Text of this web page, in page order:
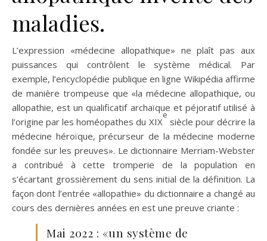
maladies.
L’expression «médecine allopathique» ne plaît pas aux
puissances qui contrôlent le système médical. Par
exemple, l’encyclopédie publique en ligne Wikipédia affirme
de manière trompeuse que «la médecine allopathique, ou
allopathie, est un qualificatif archaïque et péjoratif utilisé à
l’origine par les homéopathes du XIX
e
siècle pour décrire la
médecine héroïque, précurseur de la médecine moderne
fondée sur les preuves». Le dictionnaire Merriam-Webster
a contribué à cette tromperie de la population en
s’écartant grossièrement du sens initial de la définition. La
façon dont l’entrée «allopathie» du dictionnaire a changé au
cours des dernières années en est une preuve criante :
Mai 2022 : «un système de